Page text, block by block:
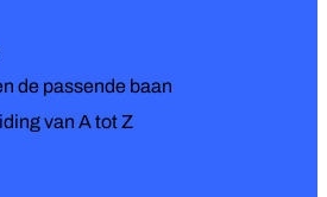
de passende baan
van A tot Z